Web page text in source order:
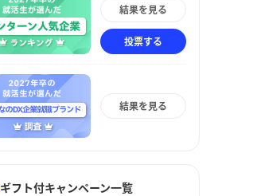
結果を見る
投票する
結果を見る
ギフト付キャンペーン一覧